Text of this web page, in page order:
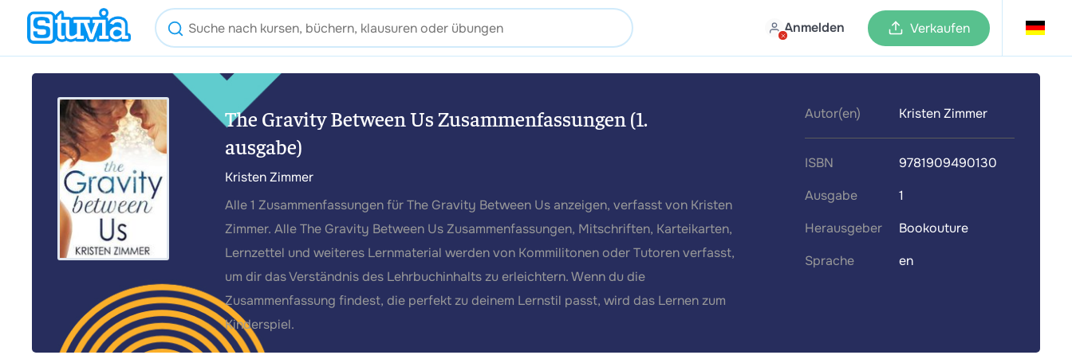
Anmelden Verkaufen
The Gravity Between Us Zusammenfassungen (1.
ausgabe)
Kristen Zimmer
Alle 1 Zusammenfassungen für The Gravity Between Us anzeigen, verfasst von Kristen
Zimmer. Alle The Gravity Between Us Zusammenfassungen, Mitschriften, Karteikarten,
Lernzettel und weiteres Lernmaterial werden von Kommilitonen oder Tutoren verfasst,
um dir das Verständnis des Lehrbuchinhalts zu erleichtern. Wenn du die
Zusammenfassung findest, die perfekt zu deinem Lernstil passt, wird das Lernen zum
Kinderspiel.
Autor(en) Kristen Zimmer
ISBN
9781909490130
Ausgabe
1
Herausgeber
Bookouture
Sprache
en